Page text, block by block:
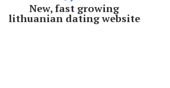
New, fast growing
lithuanian dating website